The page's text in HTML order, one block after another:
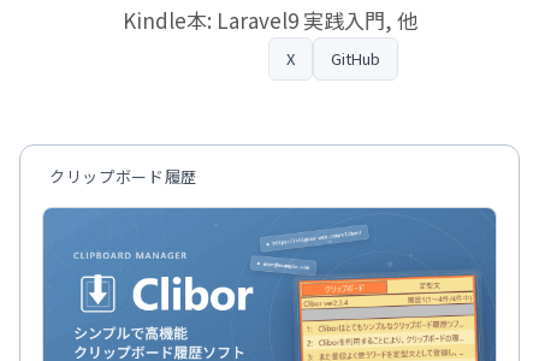
Kindle本: Laravel9 実践入門, 他
X GitHub
クリップボード履歴